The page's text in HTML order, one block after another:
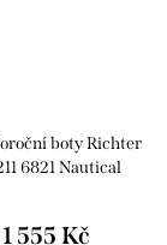
boty Richter
6821 Nautical
555 Kč